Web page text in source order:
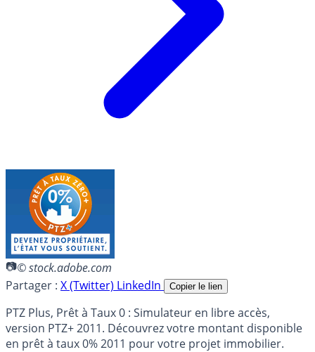
© stock.adobe.com
Partager : X (Twitter) LinkedIn Copier le lien
PTZ Plus, Prêt à Taux 0 : Simulateur en libre accès,
version PTZ+ 2011. Découvrez votre montant disponible
en prêt à taux 0% 2011 pour votre projet immobilier.